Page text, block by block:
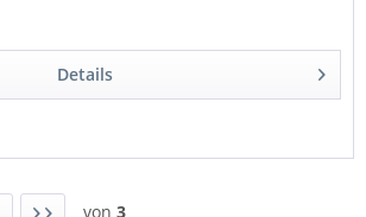
Details
von 3